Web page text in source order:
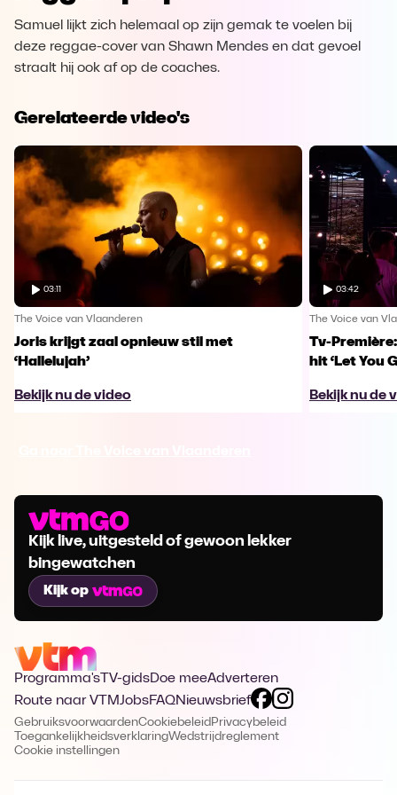
Samuel lijkt zich helemaal op zijn gemak te voelen bij
deze reggae-cover van Shawn Mendes en dat gevoel
straalt hij ook af op de coaches.
Gerelateerde video's
03:11
The Voice van Vlaanderen
Joris krijgt zaal opnieuw stil met
‘Hallelujah’
Bekijk nu de video
03:42
The Voice van
Tv-
hit ‘Let You
Bekijk nu de
Kijk live, uitgesteld of gewoon lekker
bingewatchen
Kijk op
Programma's TV-gidsDoe meeAdverteren
Route naar VTMJobsFAQNieuwsbrief
GebruiksvoorwaardenCookiebeleid Privacybeleid
ToegankelijkheidsverklaringWedstrijdreglement
Cookie instellingen